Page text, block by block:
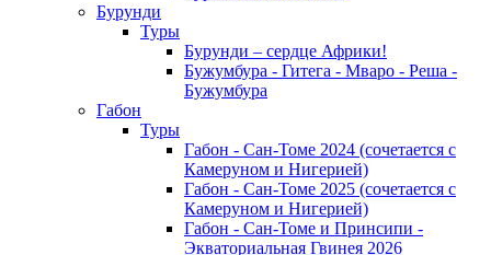
Бурунди
Туры
Бурунди – сердце Африки!
Бужумбура - Гитега - Мваро - Реша -
Бужумбура
Габон
Туры
Габон - Сан-Томе 2024 (сочетается с
Камеруном и Нигерией)
Габон - Сан-Томе 2025 (сочетается с
Камеруном и Нигерией)
Габон - Сан-Томе и Принсипи -
Экваториальная Гвинея 2026